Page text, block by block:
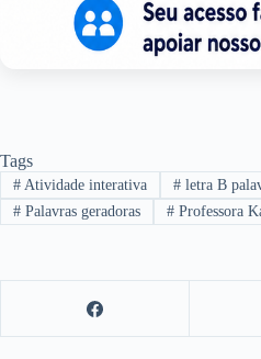
Tags
#Atividade interativa #letra B
#Palavras geradoras #Professora